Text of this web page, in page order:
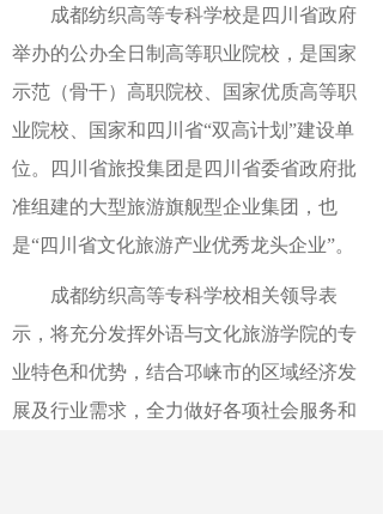
成都纺织高等专科学校是四川省政府
举办的公办全日制 高等职业院校，是国家
示范（骨干）高职院校、国家优质高等职
业院校、国家和四川省“双高计划”建设单
位。
四川省旅投集团 是 四川 省委省政府批
准组建的大型旅游旗舰型企业集团， 也
是“四川省文化旅游产业优秀龙头企业”。
成都纺织高等专科学校相关领导表
示，将充分发挥外语与文化旅游学院的专
业特色和优势，结合邛崃市的区域经济发
展及行业需求，全力做好各项社会服务和